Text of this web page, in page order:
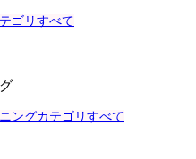
ゴリすべて
ングカテゴリすべて